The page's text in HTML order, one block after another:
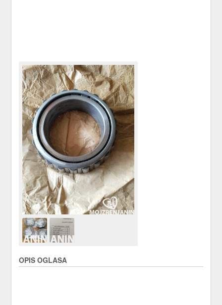
OPIS OGLASA